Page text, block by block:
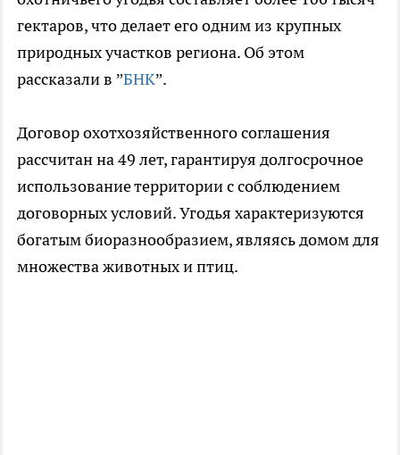
гектаров, что делает его одним из крупных
природных участков региона. Об этом
рассказали в ”БНК”.
Договор охотхозяйственного соглашения
рассчитан на 49 лет, гарантируя долгосрочное
использование территории с соблюдением
договорных условий. Угодья характеризуются
богатым биоразнообразием, являясь домом для
множества животных и птиц.